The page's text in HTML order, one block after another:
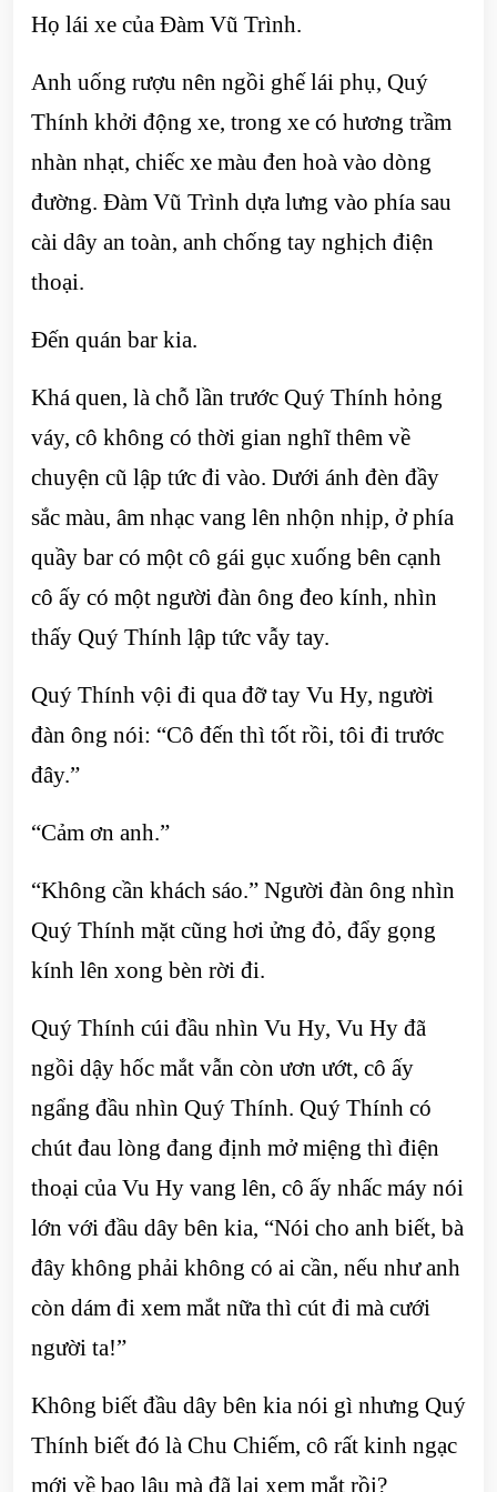
Họ lái xe của Đàm Vũ Trình.
Anh uống rượu nên ngồi ghế lái phụ, Quý
Thính khởi động xe, trong xe có hương trầm
nhàn nhạt, chiếc xe màu đen hoà vào dòng
đường. Đàm Vũ Trình dựa lưng vào phía sau
cài dây an toàn, anh chống tay nghịch điện
thoại.
Đến quán bar kia.
Khá quen, là chỗ lần trước Quý Thính hỏng
váy, cô không có thời gian nghĩ thêm về
chuyện cũ lập tức đi vào. Dưới ánh đèn đầy
sắc màu, âm nhạc vang lên nhộn nhịp, ở phía
quầy bar có một cô gái gục xuống bên cạnh
cô ấy có một người đàn ông đeo kính, nhìn
thấy Quý Thính lập tức vẫy tay.
Quý Thính vội đi qua đỡ tay Vu Hy, người
đàn ông nói: “Cô đến thì tốt rồi, tôi đi trước
đây.”
“Cảm ơn anh.”
“Không cần khách sáo.” Người đàn ông nhìn
Quý Thính mặt cũng hơi ửng đỏ, đẩy gọng
kính lên xong bèn rời đi.
Quý Thính cúi đầu nhìn Vu Hy, Vu Hy đã
ngồi dậy hốc mắt vẫn còn ươn ướt, cô ấy
ngẩng đầu nhìn Quý Thính. Quý Thính có
chút đau lòng đang định mở miệng thì điện
thoại của Vu Hy vang lên, cô ấy nhấc máy nói
lớn với đầu dây bên kia, “Nói cho anh biết, bà
đây không phải không có ai cần, nếu như anh
còn dám đi xem mắt nữa thì cút đi mà cưới
người ta!”
Không biết đầu dây bên kia nói gì nhưng Quý
Thính biết đó là Chu Chiếm, cô rất kinh ngạc
mới về bao lâu mà đã lại xem mắt rồi?